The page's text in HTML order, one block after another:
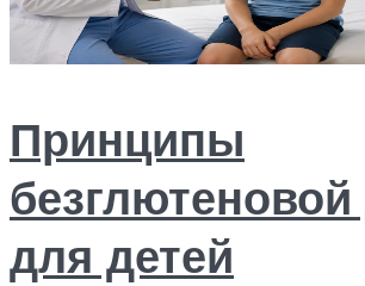
Принципы
для детей